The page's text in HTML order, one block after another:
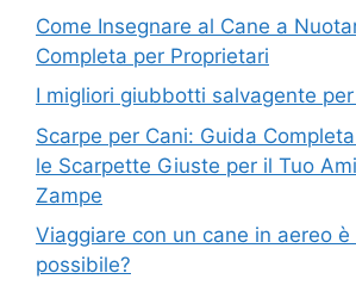
Come Insegnare al Cane a
Completa per Proprietari
I migliori giubbotti salvagente
Scarpe per Cani: Guida
le Scarpette Giuste per il Tuo
Zampe
Viaggiare con un cane in aereo
possibile?